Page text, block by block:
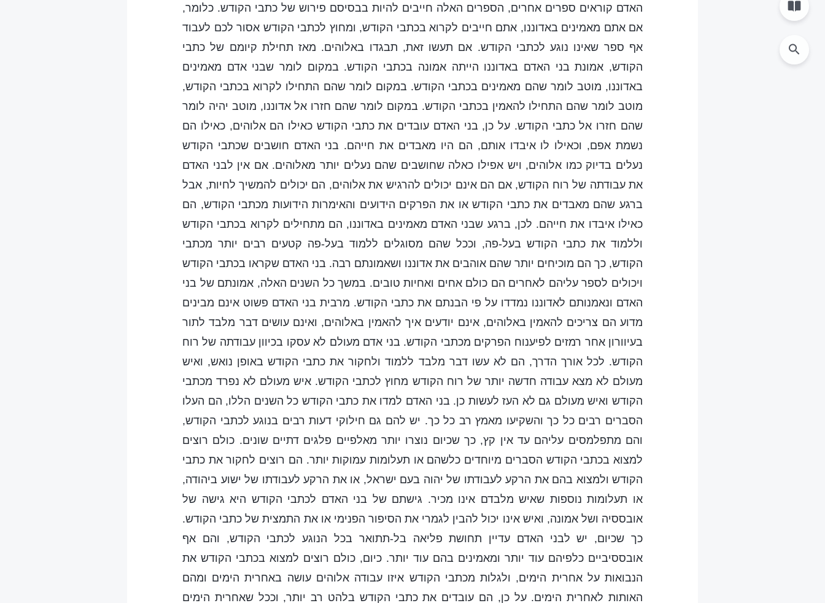
האדם קוראים ספרים אחרים, הספרים האלה חייבים להיות בבסיסם פירוש של כתבי הקודש. כלומר,
אם אתם מאמינים באדוננו, אתם חייבים לקרוא בכתבי הקודש, ומחוץ לכתבי הקודש אסור לכם לעבוד
אף ספר שאינו נוגע לכתבי הקודש. אם תעשו זאת, תבגדו באלוהים. מאז תחילת קיומם של כתבי
הקודש, אמונת בני האדם באדוננו הייתה אמונה בכתבי הקודש. במקום לומר שבני אדם מאמינים
באדוננו, מוטב לומר שהם מאמינים בכתבי הקודש. במקום לומר שהם התחילו לקרוא בכתבי הקודש,
מוטב לומר שהם התחילו להאמין בכתבי הקודש. במקום לומר שהם חזרו אל אדוננו, מוטב יהיה לומר
שהם חזרו אל כתבי הקודש. על כן, בני האדם עובדים את כתבי הקודש כאילו הם אלוהים, כאילו הם
נשמת אפם, וכאילו לו איבדו אותם, הם היו מאבדים את חייהם. בני האדם חושבים שכתבי הקודש
נעלים בדיוק כמו אלוהים, ויש אפילו כאלה שחושבים שהם נעלים יותר מאלוהים. אם אין לבני האדם
את עבודתה של רוח הקודש, אם הם אינם יכולים להרגיש את אלוהים, הם יכולים להמשיך לחיות, אבל
ברגע שהם מאבדים את כתבי הקודש או את הפרקים הידועים והאימרות הידועות מכתבי הקודש, הם
כאילו איבדו את חייהם. לכן, ברגע שבני האדם מאמינים באדוננו, הם מתחילים לקרוא בכתבי הקודש
וללמוד את כתבי הקודש בעל-פה, וככל שהם מסוגלים ללמוד בעל-פה קטעים רבים יותר מכתבי
הקודש, כך הם מוכיחים יותר שהם אוהבים את אדוננו ושאמונתם רבה. בני האדם שקראו בכתבי הקודש
ויכולים לספר עליהם לאחרים הם כולם אחים ואחיות טובים. במשך כל השנים האלה, אמונתם של בני
האדם ונאמנותם לאדוננו נמדדו על פי הבנתם את כתבי הקודש. מרבית בני האדם פשוט אינם מבינים
מדוע הם צריכים להאמין באלוהים, אינם יודעים איך להאמין באלוהים, ואינם עושים דבר מלבד לתור
בעיוורון אחר רמזים לפיענוח הפרקים מכתבי הקודש. בני אדם מעולם לא עסקו בכיוון עבודתה של רוח
הקודש. לכל אורך הדרך, הם לא עשו דבר מלבד ללמוד ולחקור את כתבי הקודש באופן נואש, ואיש
מעולם לא מצא עבודה חדשה יותר של רוח הקודש מחוץ לכתבי הקודש. איש מעולם לא נפרד מכתבי
הקודש ואיש מעולם גם לא העז לעשות כן. בני האדם למדו את כתבי הקודש כל השנים הללו, הם העלו
הסברים רבים כל כך והשקיעו מאמץ רב כל כך. יש להם גם חילוקי דעות רבים בנוגע לכתבי הקודש,
והם מתפלמסים עליהם עד אין קץ, כך שכיום נוצרו יותר מאלפיים פלגים דתיים שונים. כולם רוצים
למצוא בכתבי הקודש הסברים מיוחדים כלשהם או תעלומות עמוקות יותר. הם רוצים לחקור את כתבי
הקודש ולמצוא בהם את הרקע לעבודתו של יהוה בעם ישראל, או את הרקע לעבודתו של ישוע ביהודה,
או תעלומות נוספות שאיש מלבדם אינו מכיר. גישתם של בני האדם לכתבי הקודש היא גישה של
אובססיה ושל אמונה, ואיש אינו יכול להבין לגמרי את הסיפור הפנימי או את התמצית של כתבי הקודש.
כך שכיום, יש לבני האדם עדיין תחושת פליאה בל-תתואר בכל הנוגע לכתבי הקודש, והם אף
אובססיביים כלפיהם עוד יותר ומאמינים בהם עוד יותר. כיום, כולם רוצים למצוא בכתבי הקודש את
הנבואות על אחרית הימים, ולגלות מכתבי הקודש איזו עבודה אלוהים עושה באחרית הימים ומהם
האותות לאחרית הימים. על כן, הם עובדים את כתבי הקודש בלהט רב יותר, וככל שאחרית הימים